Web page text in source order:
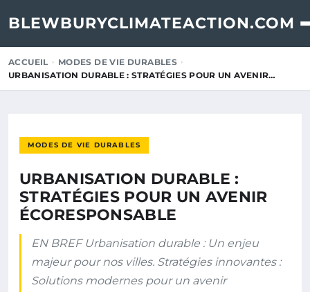
BLEWBURYCLIMATEACTION.COM
ACCUEIL
MODES DE VIE DURABLES
URBANISATION DURABLE : STRATÉGIES POUR UN AVENIR…
MODES DE VIE DURABLES
URBANISATION DURABLE :
STRATÉGIES POUR UN AVENIR
ÉCORESPONSABLE
EN BREF Urbanisation durable : Un enjeu
majeur pour nos villes. Stratégies innovantes :
Solutions modernes pour un avenir